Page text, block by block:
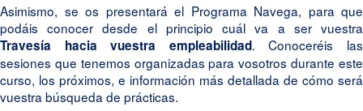
Asimismo, se os presentará el Programa Navega, para que
podáis conocer desde el principio cuál va a ser vuestra
Travesía hacia vuestra empleabilidad. Conoceréis las
sesiones que tenemos organizadas para vosotros durante este
curso, los próximos, e información más detallada de cómo será
vuestra búsqueda de prácticas.